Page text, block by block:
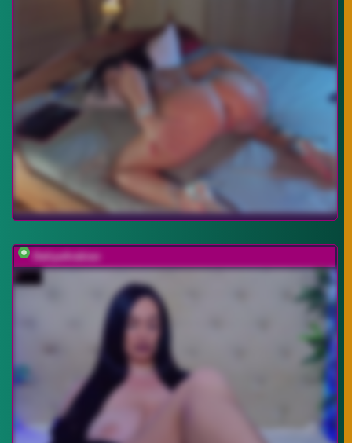
DaliyaArabian